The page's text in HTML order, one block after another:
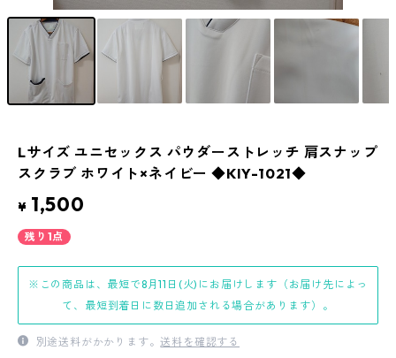
Lサイズ ユニセックス パウダーストレッチ 肩スナップ
スクラブ ホワイト×ネイビー ◆KIY-1021◆
¥ 1,500
残り1点
※この商品は、最短で8月11日(火)にお届けします（お届け先によっ
て、最短到着日に数日追加される場合があります）。
別途送料がかかります。送料を確認する